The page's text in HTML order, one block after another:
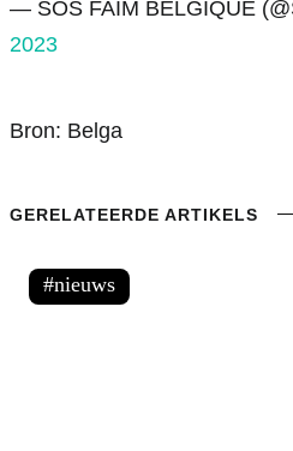
— SOS FAIM BELGIQUE
2023
Bron: Belga
GERELATEERDE ARTIKELS
nieuws